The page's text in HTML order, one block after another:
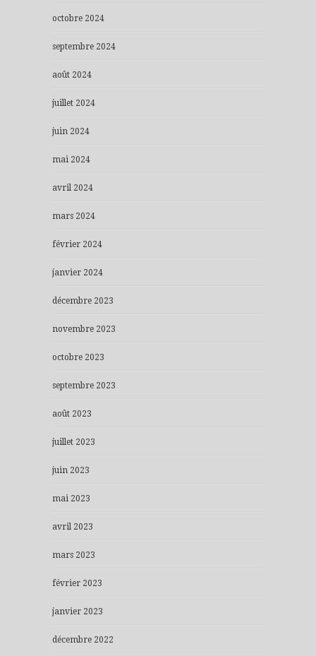
octobre 2024
septembre 2024
août 2024
juillet 2024
juin 2024
mai 2024
avril 2024
mars 2024
février 2024
janvier 2024
décembre 2023
novembre 2023
octobre 2023
septembre 2023
août 2023
juillet 2023
juin 2023
mai 2023
avril 2023
mars 2023
février 2023
janvier 2023
décembre 2022